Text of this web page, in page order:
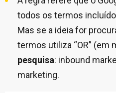
todos os termos
Mas se a ideia for
termos utiliza “OR” (em
pesquisa: inbound
marketing.